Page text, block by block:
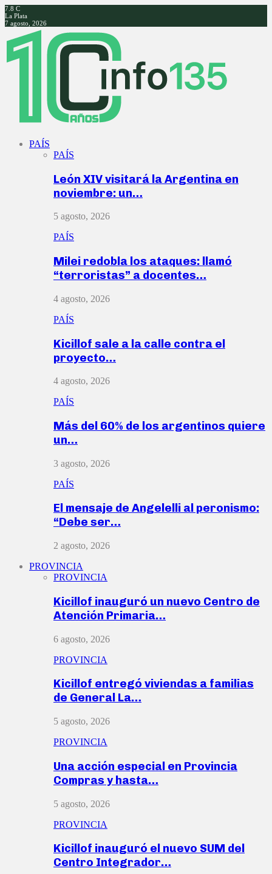
7.8 C
La Plata
7 agosto, 2026
Facebook
Twitter
Instagram
Youtube
PAÍS
PAÍS
León XIV visitará la Argentina en
noviembre: un…
5 agosto, 2026
PAÍS
Milei redobla los ataques: llamó
“terroristas” a docentes…
4 agosto, 2026
PAÍS
Kicillof sale a la calle contra el
proyecto…
4 agosto, 2026
PAÍS
Más del 60% de los argentinos quiere
un…
3 agosto, 2026
PAÍS
El mensaje de Angelelli al peronismo:
“Debe ser…
2 agosto, 2026
PROVINCIA
PROVINCIA
Kicillof inauguró un nuevo Centro de
Atención Primaria…
6 agosto, 2026
PROVINCIA
Kicillof entregó viviendas a familias
de General La…
5 agosto, 2026
PROVINCIA
Una acción especial en Provincia
Compras y hasta…
5 agosto, 2026
PROVINCIA
Kicillof inauguró el nuevo SUM del
Centro Integrador…